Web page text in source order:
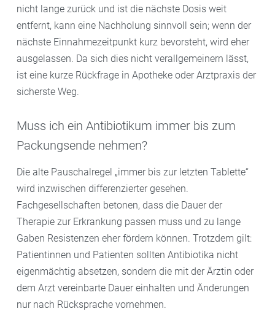
nicht lange zurück und ist die nächste Dosis weit
entfernt, kann eine Nachholung sinnvoll sein; wenn der
nächste Einnahmezeitpunkt kurz bevorsteht, wird eher
ausgelassen. Da sich dies nicht verallgemeinern lässt,
ist eine kurze Rückfrage in Apotheke oder Arztpraxis der
sicherste Weg.
Muss ich ein Antibiotikum immer bis zum
Packungsende nehmen?
Die alte Pauschalregel „immer bis zur letzten Tablette“
wird inzwischen differenzierter gesehen.
Fachgesellschaften betonen, dass die Dauer der
Therapie zur Erkrankung passen muss und zu lange
Gaben Resistenzen eher fördern können. Trotzdem gilt:
Patientinnen und Patienten sollten Antibiotika nicht
eigenmächtig absetzen, sondern die mit der Ärztin oder
dem Arzt vereinbarte Dauer einhalten und Änderungen
nur nach Rücksprache vornehmen.